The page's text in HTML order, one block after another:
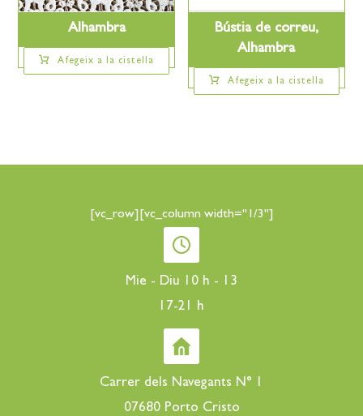
Alhambra
Afegeix a la cistella
Bústia de correu,
Alhambra
Afegeix a la cistella
[vc_row][vc_column width="1/3"]
Mie - Diu 10 h - 13
17-21 h
Carrer dels Navegants N° 1
07680 Porto Cristo